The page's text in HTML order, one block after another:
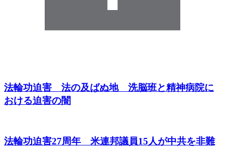
法輪功迫害 法の及ばぬ地 洗脳班と精神病院に
おける迫害の闇
法輪功迫害27周年 米連邦議員15人が中共を非難